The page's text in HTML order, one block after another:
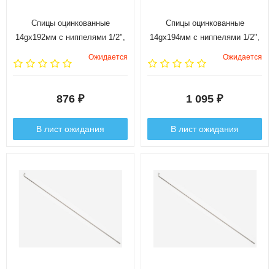
Спицы оцинкованные
14gx192мм с ниппелями 1/2",
Ожидается
876 ₽
В лист ожидания
Спицы оцинкованные
14gx194мм с ниппелями 1/2",
Ожидается
1 095 ₽
В лист ожидания